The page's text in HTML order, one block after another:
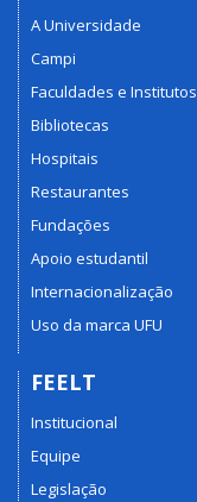
A Universidade
Campi
Faculdades e Institutos
Bibliotecas
Hospitais
Restaurantes
Fundações
Apoio estudantil
Internacionalização
Uso da marca UFU
FEELT
Institucional
Equipe
Legislação